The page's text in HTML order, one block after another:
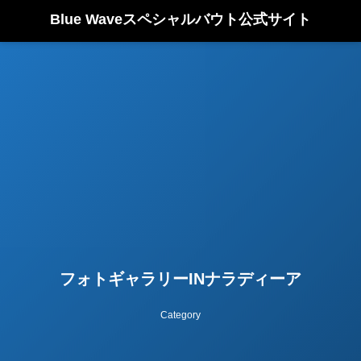
Blue Waveスペシャルバウト公式サイト
フォトギャラリーINナラディーア
Category